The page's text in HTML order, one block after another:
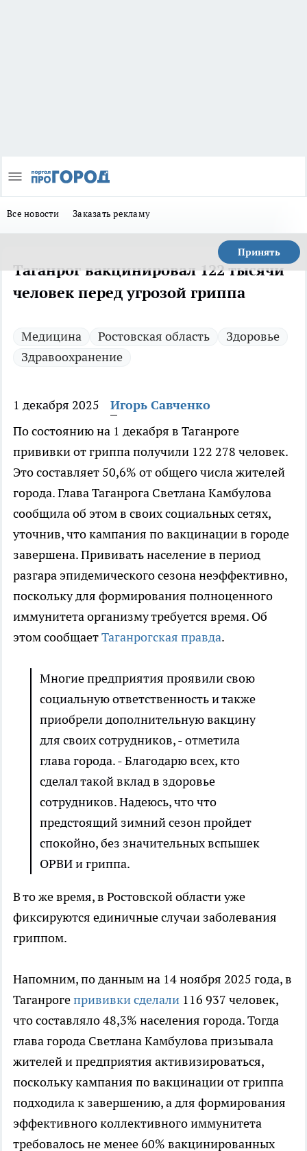
Все новости Заказать рекламу
Принять
Таганрог вакцинировал 122 тысячи
человек перед угрозой гриппа
Медицина Ростовская область
Здоровье
Здравоохранение
1 декабря 2025
Игорь Савченко
По состоянию на 1 декабря в Таганроге
прививки от гриппа получили 122 278 человек.
Это составляет 50,6% от общего числа жителей
города. Глава Таганрога Светлана Камбулова
сообщила об этом в своих социальных сетях,
уточнив, что кампания по вакцинации в городе
завершена. Прививать население в период
разгара эпидемического сезона неэффективно,
поскольку для формирования полноценного
иммунитета организму требуется время. Об
этом сообщаетТаганрогская правда.
Многие предприятия проявили свою
социальную ответственность и также
приобрели дополнительную вакцину
для своих сотрудников, - отметила
глава города. - Благодарю всех, кто
сделал такой вклад в здоровье
сотрудников. Надеюсь, что что
предстоящий зимний сезон пройдет
спокойно, без значительных вспышек
ОРВИ и гриппа.
В то же время, в Ростовской области уже
фиксируются единичные случаи заболевания
гриппом.
Напомним, по данным на 14 ноября 2025 года, в
Таганрогепрививки сделали 116 937 человек,
что составляло 48,3% населения города. Тогда
глава города Светлана Камбулова призывала
жителей и предприятия активизироваться,
поскольку кампания по вакцинации от гриппа
подходила к завершению, а для формирования
эффективного коллективного иммунитета
требовалось не менее 60% вакцинированных